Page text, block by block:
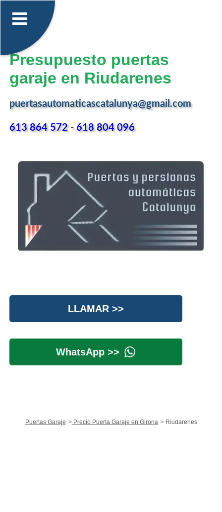
Presupuesto puertas
garaje en Riudarenes
puertasautomaticascatalunya@gmail.com
613 864 572-618 804 096
LLAMAR >>
WhatsApp >>
Puertas Garaje Precio Puerta Garaje en Girona Riudarenes